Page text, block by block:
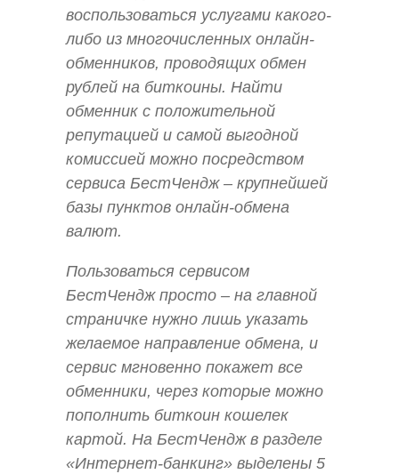
воспользоваться услугами какого-
либо из многочисленных онлайн-
обменников, проводящих обмен
рублей на биткоины. Найти
обменник с положительной
репутацией и самой выгодной
комиссией можно посредством
сервиса БестЧендж – крупнейшей
базы пунктов онлайн-обмена
валют.
Пользоваться сервисом
БестЧендж просто – на главной
страничке нужно лишь указать
желаемое направление обмена, и
сервис мгновенно покажет все
обменники, через которые можно
пополнить биткоин кошелек
картой. На БестЧендж в разделе
«Интернет-банкинг» выделены 5